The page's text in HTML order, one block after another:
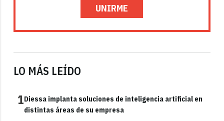
UNIRME
LO MÁS LEÍDO
1Diessa implanta soluciones de inteligencia artificial en
distintas áreas de su empresa